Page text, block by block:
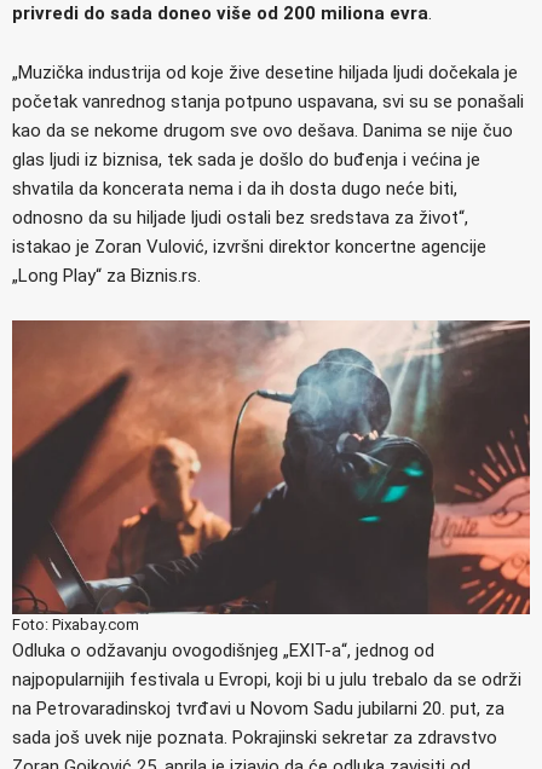
privredi do sada doneo više od 200 miliona evra.
„Muzička industrija od koje žive desetine hiljada ljudi dočekala je
početak vanrednog stanja potpuno uspavana, svi su se ponašali
kao da se nekome drugom sve ovo dešava. Danima se nije čuo
glas ljudi iz biznisa, tek sada je došlo do buđenja i većina je
shvatila da koncerata nema i da ih dosta dugo neće biti,
odnosno da su hiljade ljudi ostali bez sredstava za život“,
istakao je Zoran Vulović, izvršni direktor koncertne agencije
„Long Play“ za Biznis.rs.
Foto: Pixabay.com
Odluka o odžavanju ovogodišnjeg „EXIT-a“, jednog od
najpopularnijih festivala u Evropi, koji bi u julu trebalo da se održi
na Petrovaradinskoj tvrđavi u Novom Sadu jubilarni 20. put, za
sada još uvek nije poznata. Pokrajinski sekretar za zdravstvo